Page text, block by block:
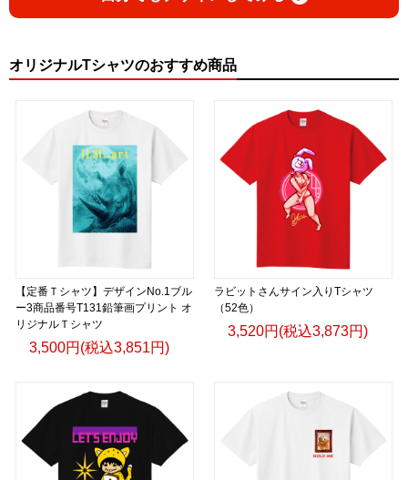
オリジナルTシャツのおすすめ商品
【定番Ｔシャツ】デザインNo.1ブル
ー3商品番号T131鉛筆画プリント オ
リジナルＴシャツ
3,500円(税込3,851円)
ラビットさんサイン入りTシャツ
（52色）
3,520円(税込3,873円)